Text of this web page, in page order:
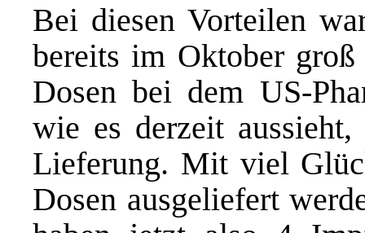
Bei diesen Vorteilen
bereits im Oktober
Dosen bei dem US-
wie es derzeit
Lieferung. Mit viel
Dosen ausgeliefert